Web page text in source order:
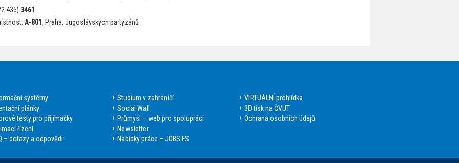
435) 3461
A-801, Praha, Jugoslávských partyzánů
systémy
plánky
testy pro přijímačky
řízení
– dotazy a odpovědi
Studium v zahraničí
Social Wall
Průmysl – web pro spolupráci
Newsletter
Nabídky práce – JOBS FS
VIRTUÁLNÍ prohlídka
3D tisk na ČVUT
Ochrana osobních údajů